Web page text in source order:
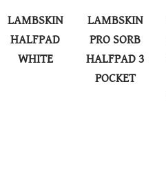
LAMBSKIN
HALFPAD
WHITE
LAMBSKIN
PRO SORB
HALFPAD 3
POCKET